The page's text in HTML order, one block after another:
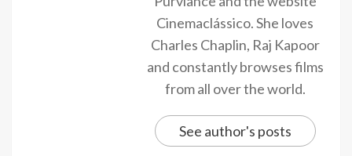
Cinemaclássico. She loves
Charles Chaplin, Raj Kapoor
and constantly browses films
from all over the world.
See author's posts